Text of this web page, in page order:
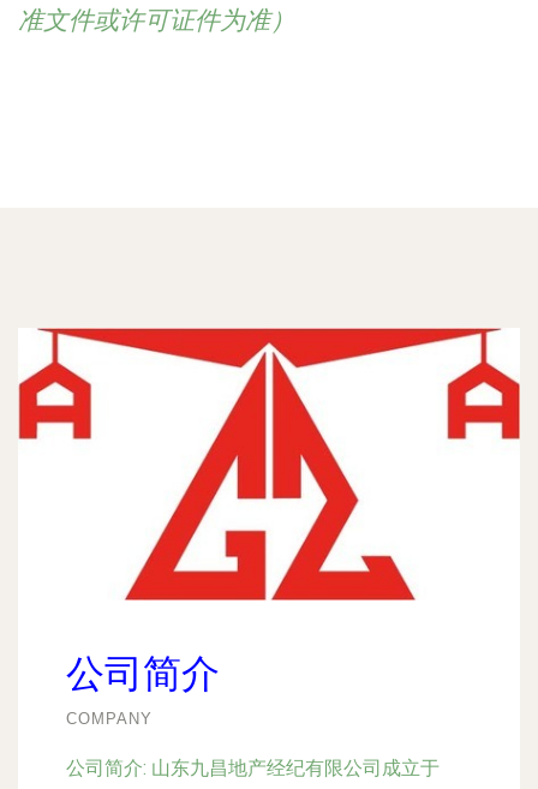
准文件或许可证件为准）
公司简介
COMPANY
公司简介: 山东九昌地产经纪有限公司成立于